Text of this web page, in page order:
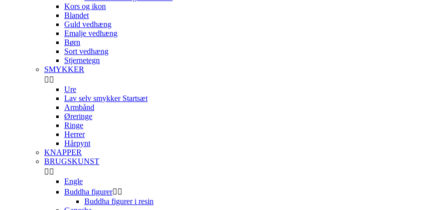
Kors og ikon
Blandet
Guld vedhæng
Emalje vedhæng
Børn
Sort vedhæng
Stjernetegn
SMYKKER
 
Ure
Lav selv smykker Startsæt
Armbånd
Øreringe
Ringe
Herrer
Hårpynt
KNAPPER
BRUGSKUNST
 
Engle
Buddha figurer 
Buddha figurer i resin